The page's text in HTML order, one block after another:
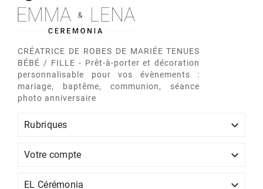
CRÉATRICE DE ROBES DE MARIÉE TENUES
BÉBÉ / FILLE - Prêt-à-porter et décoration
personnalisable pour vos évènements :
mariage, baptême, communion, séance
photo anniversaire
Rubriques 
Votre compte 
EL Cérémonia 